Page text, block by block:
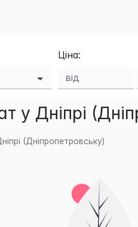
Ціна:
у Дніпрі
(Дніпропетровську)